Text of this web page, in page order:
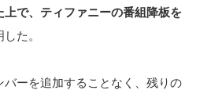
で、ティファニーの番組降板を
た。
バーを追加することなく、残りの